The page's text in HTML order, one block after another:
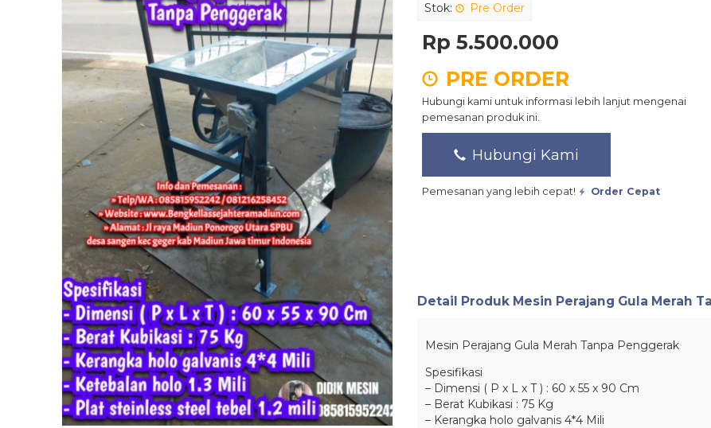
Stok: Pre Order
Rp 5.500.000
PRE ORDER
Hubungi kami untuk informasi lebih lanjut mengenai
pemesanan produk ini.
Hubungi Kami
Pemesanan yang lebih cepat! Order Cepat
Detail Produk Mesin Perajang Gula Merah
Mesin Perajang Gula Merah Tanpa Penggerak
Spesifikasi
– Dimensi ( P x L x T ) : 60 x 55 x 90 Cm
– Berat Kubikasi : 75 Kg
– Kerangka holo galvanis 4*4 Mili